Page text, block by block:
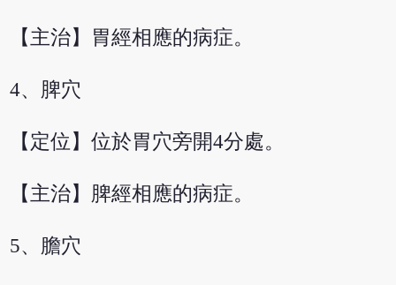
【主治】胃經相應的病症。
4、脾穴
【定位】位於胃穴旁開4分處。
【主治】脾經相應的病症。
5、膽穴